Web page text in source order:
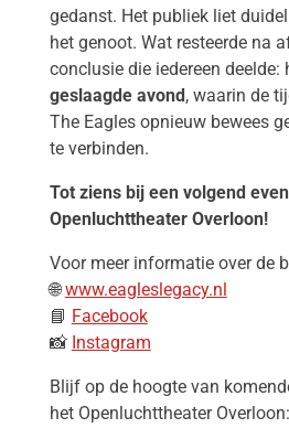
gedanst. Het publiek liet
het genoot. Wat resteerde na
conclusie die iedereen deelde:
geslaagde avond, waarin de
The Eagles opnieuw bewees
te verbinden.
Tot ziens bij een volgend
Openluchttheater Overloon!
Voor meer informatie over de
🌐 www.eagleslegacy.nl
📘 Facebook
📸 Instagram
Blijf op de hoogte van
het Openluchttheater Overloon: